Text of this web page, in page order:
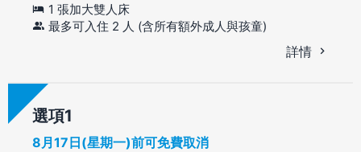
1 張加大雙人床
最多可入住 2 人 (含所有額外成人與孩童)
詳情
選項
8月17日(星期一)前可免費取消